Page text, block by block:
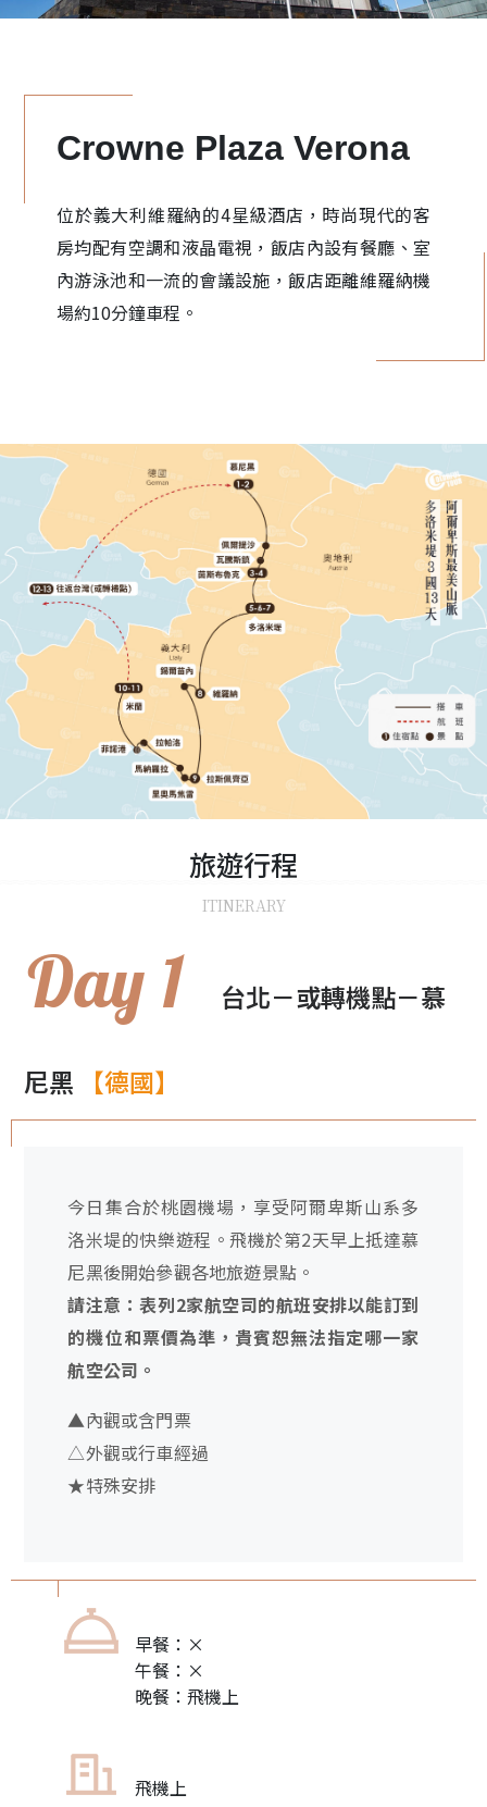
Crowne Plaza Verona
位於義大利維羅納的4星級酒店，時尚現代的客
房均配有空調和液晶電視，飯店內設有餐廳、室
內游泳池和一流的會議設施，飯店距離維羅納機
場約10分鐘車程。
旅遊行程
ITINERARY
Day 1 台北－或轉機點－慕
尼黑 【德國】
今日集合於桃園機場，享受阿爾卑斯山系多
洛米堤的快樂遊程。飛機於第2天早上抵達慕
尼黑後開始參觀各地旅遊景點。
請注意：表列2家航空司的航班安排以能訂到
的機位和票價為準，貴賓恕無法指定哪一家
航空公司。
▲內觀或含門票
△外觀或行車經過
★特殊安排
早餐：×
午餐：×
晚餐：飛機上
飛機上